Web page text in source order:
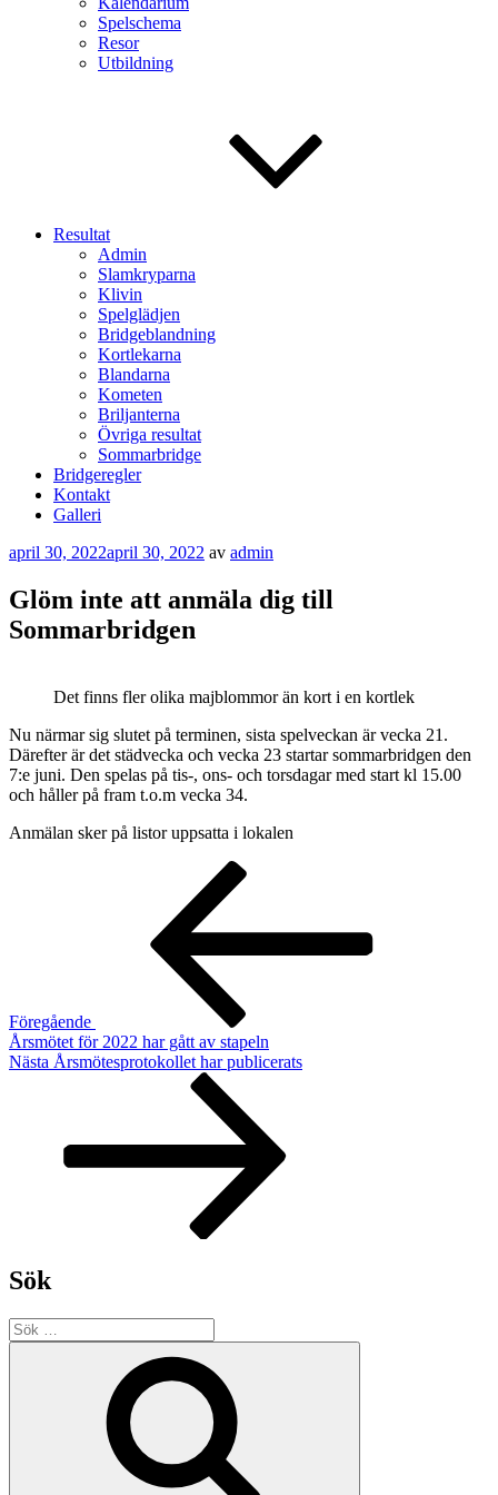
Spelschema
Resor
Utbildning
Resultat
Admin
Slamkryparna
Klivin
Spelglädjen
Bridgeblandning
Kortlekarna
Blandarna
Kometen
Briljanterna
Övriga resultat
Sommarbridge
Bridgeregler
Kontakt
Galleri
Publicerat
april 30, 2022april 30, 2022 av admin
Glöm inte att anmäla dig till
Sommarbridgen
Det finns fler olika majblommor än kort i en kortlek
Nu närmar sig slutet på terminen, sista spelveckan är vecka 21.
Därefter är det städvecka och vecka 23 startar sommarbridgen den
7:e juni. Den spelas på tis-, ons- och torsdagar med start kl 15.00
och håller på fram t.o.m vecka 34.
Anmälan sker på listor uppsatta i lokalen
Inläggsnavigering
Föregående
Årsmötet för 2022 har gått av stapeln
Nästa
Nästa Årsmötesprotokollet har publicerats
Sök
Sök
efter: